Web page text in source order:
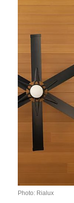
Photo: Rialux